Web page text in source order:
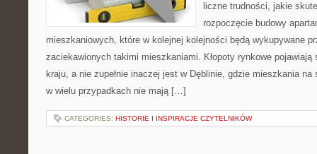
liczne trudności, jakie
rozpoczęcie budowy
mieszkaniowych, które w kolejnej kolejności będą wykupywane
zaciekawionych takimi mieszkaniami. Kłopoty rynkowe pojawiają
kraju, a nie zupełnie inaczej jest w Dęblinie, gdzie mieszkania na
w wielu przypadkach nie mają […]
CATEGORIES: HISTORIE I INSPIRACJE CZYTELNIKÓW